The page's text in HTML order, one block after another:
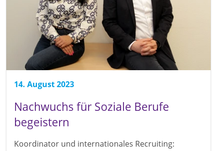
14. August 2023
Nachwuchs für Soziale Berufe
begeistern
Koordinator und internationales Recruiting: